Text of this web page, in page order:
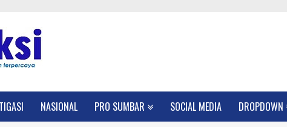
NASIONAL PRO SUMBAR SOCIAL MEDIA DROPDOWN